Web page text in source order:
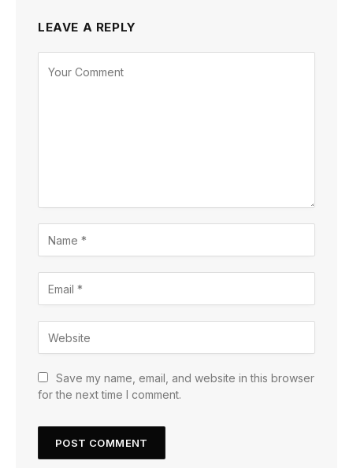
LEAVE A REPLY
Save my name, email, and website in this browser
for the next time I comment.